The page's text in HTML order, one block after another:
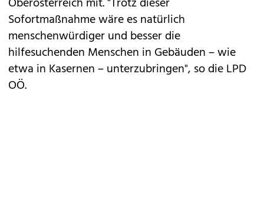
Sofortmaßnahme wäre es natürlich
menschenwürdiger und besser die
hilfesuchenden Menschen in Gebäuden – wie
etwa in Kasernen – unterzubringen", so die LPD
OÖ.